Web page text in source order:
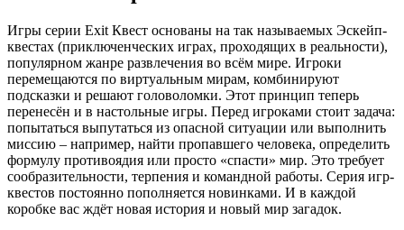
Игры серии Exit Квест основаны на так называемых Эскейп-
квестах (приключенческих играх, проходящих в реальности),
популярном жанре развлечения во всём мире. Игроки
перемещаются по виртуальным мирам, комбинируют
подсказки и решают головоломки. Этот принцип теперь
перенесён и в настольные игры. Перед игроками стоит задача:
попытаться выпутаться из опасной ситуации или выполнить
миссию – например, найти пропавшего человека, определить
формулу противоядия или просто «спасти» мир. Это требует
сообразительности, терпения и командной работы. Серия игр-
квестов постоянно пополняется новинками. И в каждой
коробке вас ждёт новая история и новый мир загадок.